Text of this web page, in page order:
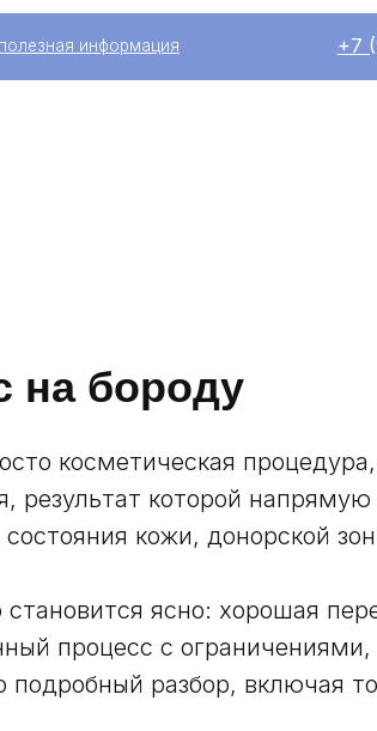
+7 (916) 004-92-
на бороду
косметическая
результат которой напрямую
кожи, донорской
ясно: хорошая
процесс с
разбор, включая